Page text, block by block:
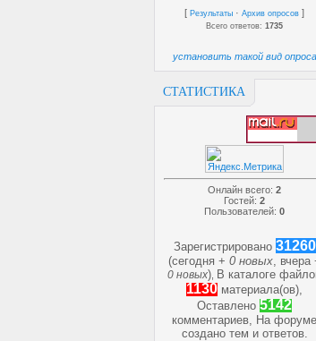
[ Результаты · Архив опросов ]
Всего ответов: 1735
установить такой вид опроса
СТАТИСТИКА
Онлайн всего: 2
Гостей: 2
Пользователей: 0
Зарегистрировано 31260
(сегодня + 0 новых, вчера
0 новых) В каталоге
1130 материала(ов),
Оставлено 5142
комментариев, На форуме
создано тем и ответов.